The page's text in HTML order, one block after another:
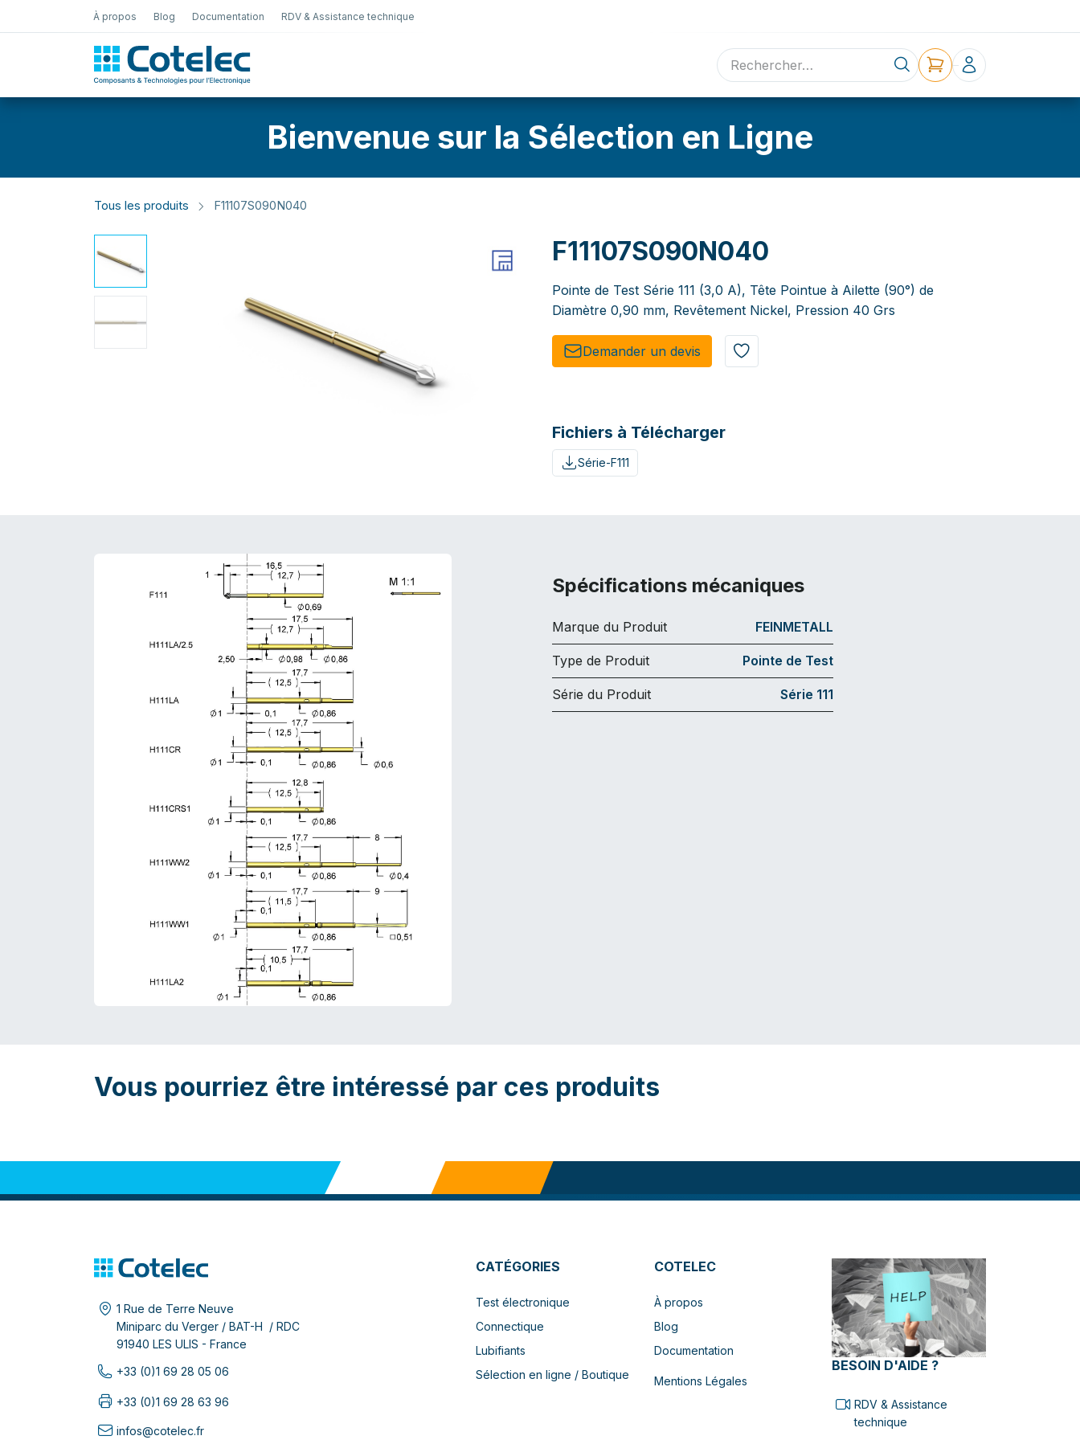
À propos Blog Documentation RDV & Assistance technique
Sélection en ligne Contact
Bienvenue sur la Sélection en Ligne
Tous les produits F11107S090N040
F11107S090N040
Pointe de Test Série 111 (3,0 A), Tête Pointue à Ailette (90°) de
Diamètre 0,90 mm, Revêtement Nickel, Pression 40 Grs
Demander un de​​vis​​
Fichiers à Télécharger
Série-F111
Spécifications mécaniques
Marque du Produit FEINMETALL
Type de Produit Pointe de Test
Série du Produit Série 111
Vous pourriez être intéressé par ces produits
1 Rue de Terre Neuve
Miniparc du Verger / BAT-H / RDC
91940 LES ULIS - France
+33 (0)1 69 28 05 06
+33 (0)1 69 28 63 96
infos@cotelec.fr
CATÉGORIES
Test électronique
Connectique
Lubifiants
Sélection en ligne / Boutique
COTELEC
À propos
Blog
Documentation
Mentions Légales
BESOIN D'AIDE ?
RDV & Assistance
technique